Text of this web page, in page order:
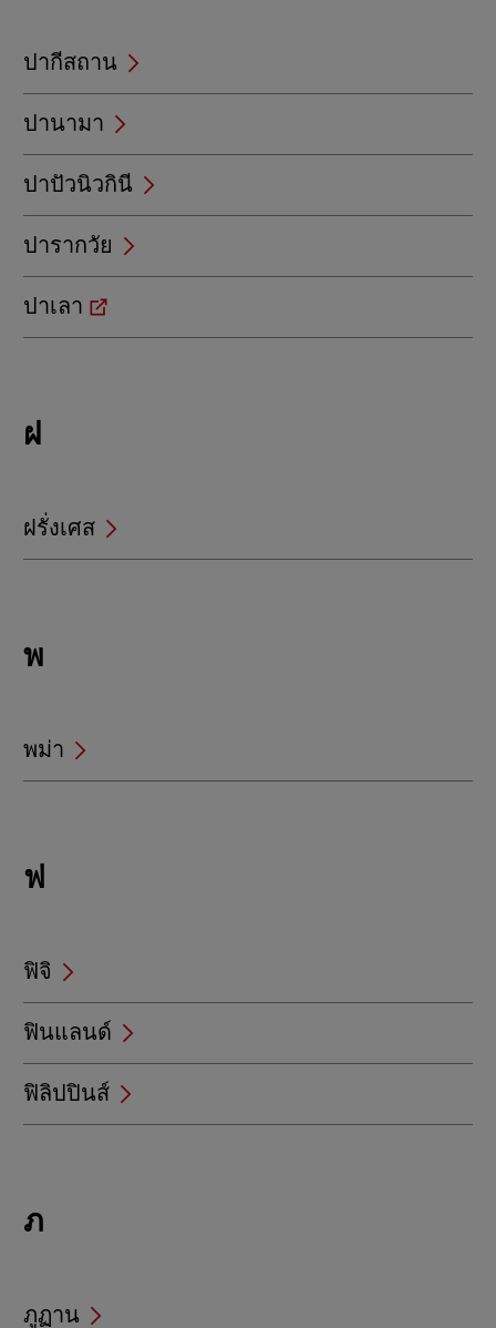
ปากีสถาน
ปานามา
ปาปัวนิวกินี
ปารากวัย
ปาเลา
Locations
beginning
ฝ
ฝรั่งเศส
beginning
พ
พม่า
Locations
beginning
ฟ
ฟิจิ
ฟินแลนด์
ฟิลิปปินส์
beginning
ภ
ภูฏาน